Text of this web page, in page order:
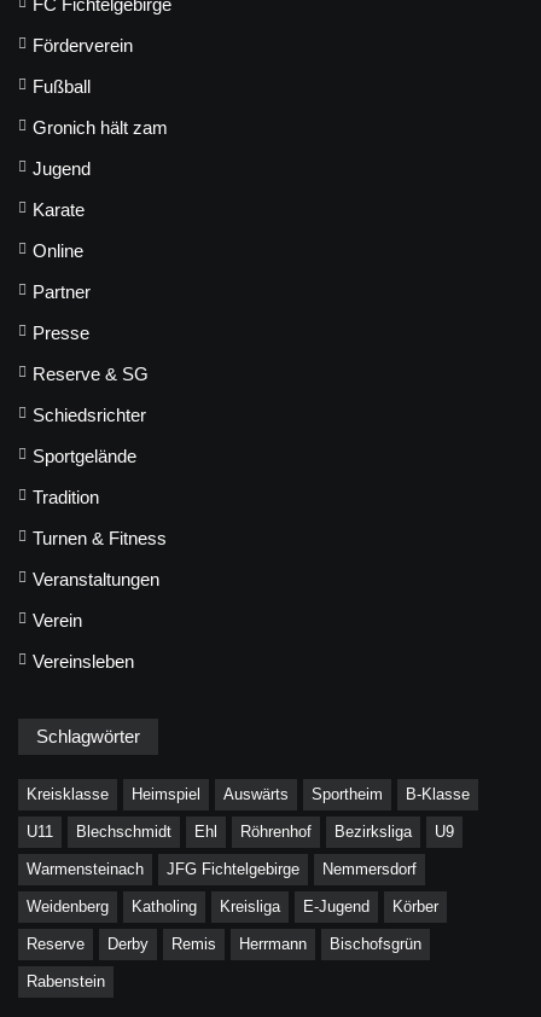
FC Fichtelgebirge
Förderverein
Fußball
Gronich hält zam
Jugend
Karate
Online
Partner
Presse
Reserve & SG
Schiedsrichter
Sportgelände
Tradition
Turnen & Fitness
Veranstaltungen
Verein
Vereinsleben
Schlagwörter
Kreisklasse Heimspiel Auswärts Sportheim B-Klasse
U11 Blechschmidt Ehl Röhrenhof Bezirksliga U9
Warmensteinach JFG Fichtelgebirge Nemmersdorf
Weidenberg Katholing Kreisliga E-Jugend Körber
Reserve Derby Remis Herrmann Bischofsgrün
Rabenstein